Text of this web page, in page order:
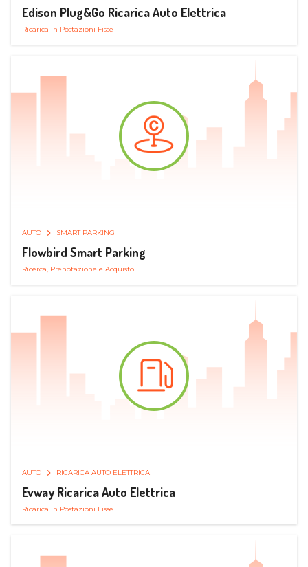
Edison Plug&Go Ricarica Auto Elettrica
Ricarica in Postazioni Fisse
AUTO SMART PARKING
Flowbird Smart Parking
Ricerca, Prenotazione e Acquisto
AUTO RICARICA AUTO ELETTRICA
Evway Ricarica Auto Elettrica
Ricarica in Postazioni Fisse